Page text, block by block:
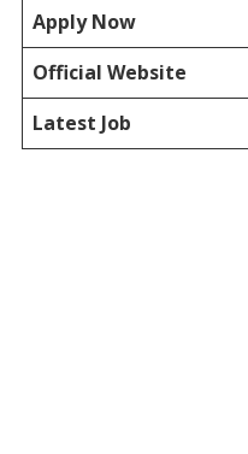
Apply Now
Official Website
Latest Job